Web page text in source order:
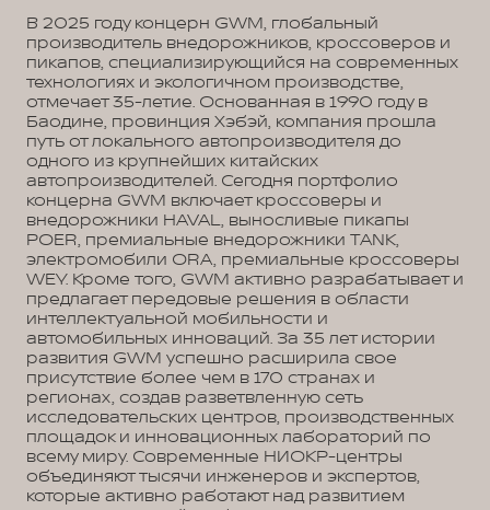
В 2025 году концерн GWM, глобальный
производитель внедорожников, кроссоверов и
пикапов, специализирующийся на современных
технологиях и экологичном производстве,
отмечает 35-летие. Основанная в 1990 году в
Баодине, провинция Хэбэй, компания прошла
путь от локального автопроизводителя до
одного из крупнейших китайских
автопроизводителей. Сегодня портфолио
концерна GWM включает кроссоверы и
внедорожники HAVAL, выносливые пикапы
POER, премиальные внедорожники TANK,
электромобили ORA, премиальные кроссоверы
WEY. Кроме того, GWM активно разрабатывает и
предлагает передовые решения в области
интеллектуальной мобильности и
автомобильных инноваций. За 35 лет истории
развития GWM успешно расширила свое
присутствие более чем в 170 странах и
регионах, создав разветвленную сеть
исследовательских центров, производственных
площадок и инновационных лабораторий по
всему миру. Современные НИОКР-центры
объединяют тысячи инженеров и экспертов,
которые активно работают над развитием